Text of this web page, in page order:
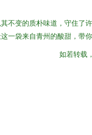
不变的质朴味道，守住
一袋来自青州的酸甜，带
如若转载